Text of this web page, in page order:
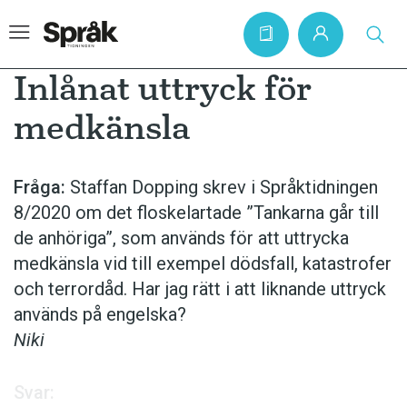
Artiklar
Krönikor
Språkfrågor
Skrivtips
Bokrecensioner
Kviss
Inlånat uttryck för
medkänsla
Fråga: Staffan Dopping skrev i Språktidningen
8/2020 om det floskelartade ”Tankarna går till
de anhöriga”, som används för att uttrycka
medkänsla vid till exempel dödsfall, katastrofer
och terrordåd. Har jag rätt i att liknande uttryck
används på engelska?
Niki